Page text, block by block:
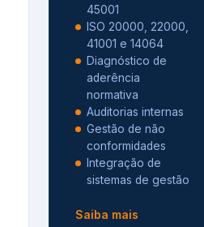
45001
ISO 20000, 22000,
41001 e 14064
Diagnóstico de
aderência
normativa
Auditorias internas
Gestão de não
conformidades
Integração de
sistemas de gestão
Saiba mais